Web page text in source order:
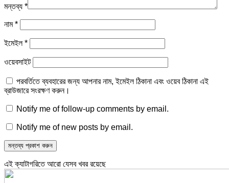
মন্তব্য *
নাম*
ইমেইল*
ওয়েবসাইট
পরবর্তিতে ব্যবহারের জন্য আপনার নাম, ইমেইল ঠিকানা এবং ওয়েব ঠিকানা এই
ব্রাউজারে সংরক্ষণ করুন।
Notify me of follow-up comments by email.
Notify me of new posts by email.
এই ক্যাটাগরিতে আরো যেসব খবর রয়েছে